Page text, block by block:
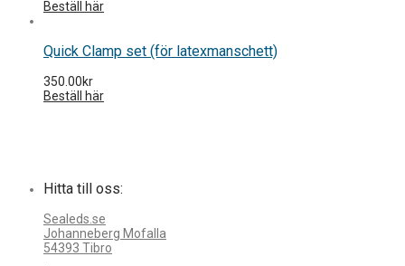
Beställ här
Quick Clamp set (för latexmanschett)
350.00kr
Beställ här
Hitta till oss:
Sealeds.se
Johanneberg Mofalla
54393 Tibro